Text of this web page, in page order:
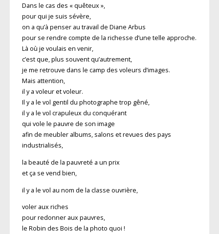
Dans le cas des « quêteux »,
pour qui je suis sévère,
on a qu’à penser au travail de Diane Arbus
pour se rendre compte de la richesse d’une telle approche.
Là où je voulais en venir,
c’est que, plus souvent qu’autrement,
je me retrouve dans le camp des voleurs d’images.
Mais attention,
il y a voleur et voleur.
Il y a le vol gentil du photographe trop gêné,
il y a le vol crapuleux du conquérant
qui vole le pauvre de son image
afin de meubler albums, salons et revues des pays
industrialisés,
la beauté de la pauvreté a un prix
et ça se vend bien,
il y a le vol au nom de la classe ouvrière,
voler aux riches
pour redonner aux pauvres,
le Robin des Bois de la photo quoi !